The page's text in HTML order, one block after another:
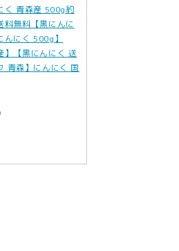
く 青森産 500g約
料無料【黒にんに
にく 500g】
】【黒にんにく 送
青森】にんにく 国